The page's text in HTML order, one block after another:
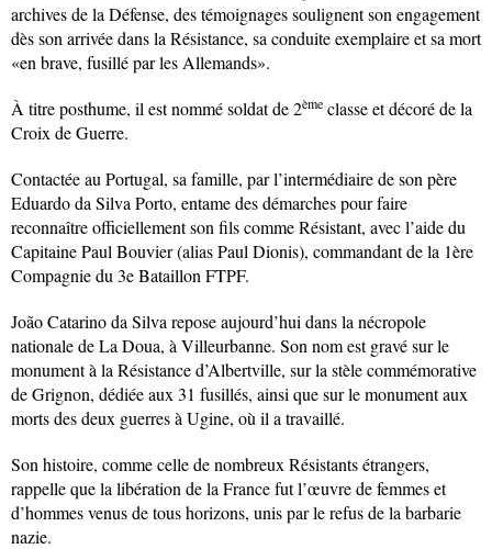
archives de la Défense, des témoignages soulignent son engagement
dès son arrivée dans la Résistance, sa conduite exemplaire et sa mort
«en brave, fusillé par les Allemands».
À titre posthume, il est nommé soldat de 2ème classe et décoré de la
Croix de Guerre.
Contactée au Portugal, sa famille, par l’intermédiaire de son père
Eduardo da Silva Porto, entame des démarches pour faire
reconnaître officiellement son fils comme Résistant, avec l’aide du
Capitaine Paul Bouvier (alias Paul Dionis), commandant de la 1ère
Compagnie du 3e Bataillon FTPF.
João Catarino da Silva repose aujourd’hui dans la nécropole
nationale de La Doua, à Villeurbanne. Son nom est gravé sur le
monument à la Résistance d’Albertville, sur la stèle commémorative
de Grignon, dédiée aux 31 fusillés, ainsi que sur le monument aux
morts des deux guerres à Ugine, où il a travaillé.
Son histoire, comme celle de nombreux Résistants étrangers,
rappelle que la libération de la France fut l’œuvre de femmes et
d’hommes venus de tous horizons, unis par le refus de la barbarie
nazie.